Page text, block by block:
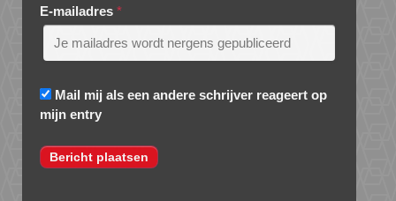
E-mailadres *
Mail mij als een andere schrijver reageert op
mijn entry